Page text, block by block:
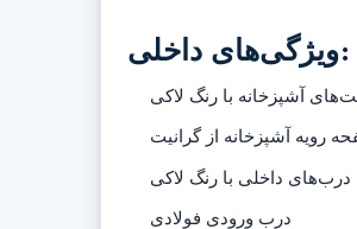
ویژگی‌های داخلی:
آشپزخانه با رنگ لاکی
درب‌های داخلی با رنگ لاکی
درب ورودی فولادی